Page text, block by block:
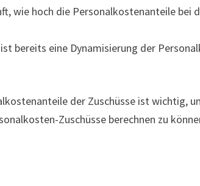
wie hoch die Personalkostenanteile bei
bereits eine Dynamisierung der
der Zuschüsse ist wichtig,
Zuschüsse berechnen zu